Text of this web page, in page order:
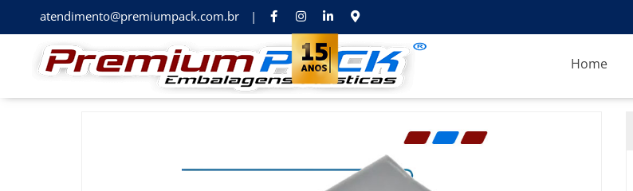
atendimento@premiumpack.com.br |
Home